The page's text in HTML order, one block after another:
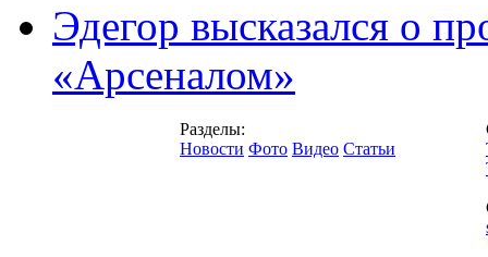
Эдегор высказался о
«Арсеналом»
Разделы:
Новости Фото Видео Статьи